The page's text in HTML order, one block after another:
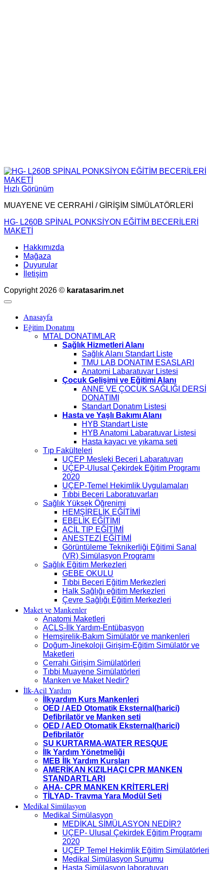
Hızlı Görünüm
MUAYENE VE CERRAHİ / GİRİŞİM SİMÜLATÖRLERİ
HG- L260B SPİNAL PONKSİYON EĞİTİM BECERİLERİ
MAKETİ
Hakkımızda
Mağaza
Duyurular
İletişim
Copyright 2026 © karatasarim.net
Anasayfa
Eğitim Donatımı
MTAL DONATIMLAR
Sağlık Hizmetleri Alanı
Sağlık Alanı Standart Liste
TMU LAB DONATIM ESASLARI
Anatomi Labaratuvar Listesi
Çocuk Gelişimi ve Eğitimi Alanı
ANNE VE ÇOCUK SAĞLIĞI DERSİ
DONATIMI
Standart Donatım Listesi
Hasta ve Yaşlı Bakımı Alanı
HYB Standart Liste
HYB Anatomi Labaratuvar Listesi
Hasta kayacı ve yıkama seti
Tıp Fakülteleri
UÇEP Mesleki Beceri Labaratuvarı
UÇEP-Ulusal Çekirdek Eğitim Programı
2020
UÇEP-Temel Hekimlik Uygulamaları
Tıbbi Beceri Laboratuvarları
Sağlık Yüksek Öğrenimi
HEMŞİRELİK EĞİTİMİ
EBELİK EĞİTİMİ
ACİL TIP EĞİTİMİ
ANESTEZİ EĞİTİMİ
Görüntüleme Teknikerliği Eğitimi Sanal
(VR) Simülasyon Programı
Sağlık Eğitim Merkezleri
GEBE OKULU
Tıbbi Beceri Eğitim Merkezleri
Halk Sağlığı eğitim Merkezleri
Çevre Sağlığı Eğitim Merkezleri
Maket ve Mankenler
Anatomi Maketleri
ACLS-İlk Yardım-Entübasyon
Hemşirelik-Bakım Simülatör ve mankenleri
Doğum-Jinekoloji Girişim-Eğitim Simülatör ve
Maketleri
Cerrahi Girişim Simülatörleri
Tıbbi Muayene Simülatörleri
Manken ve Maket Nedir?
İlk-Acil Yardım
İlkyardım Kurs Mankenleri
OED / AED Otomatik Eksternal(harici)
Defibrilatör ve Manken seti
OED / AED Otomatik Eksternal(harici)
Defibrilatör
SU KURTARMA-WATER RESQUE
İlk Yardım Yönetmeliği
MEB İlk Yardım Kursları
AMERİKAN KIZILHAÇI CPR MANKEN
STANDARTLARI
AHA- CPR MANKEN KRİTERLERİ
TİLYAD- Travma Yara Modül Seti
Medikal Simülasyon
Medikal Simülasyon
MEDİKAL SİMÜLASYON NEDİR?
UÇEP- Ulusal Çekirdek Eğitim Programı
2020
UÇEP Temel Hekimlik Eğitim Simülatörleri
Medikal Simülasyon Sunumu
Hasta Simülasyon laboratuvarı